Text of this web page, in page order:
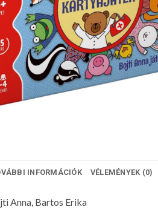
INFORMÁCIÓK VÉLEMÉNYEK (0)
Anna, Bartos Erika